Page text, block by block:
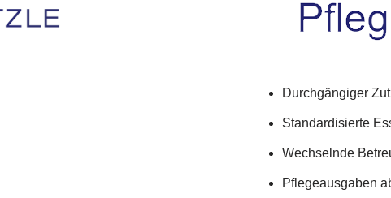
Durchgängiger
Standardisierte
Wechselnde
Pflegeausgaben